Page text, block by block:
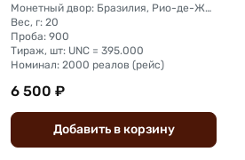
Монетный двор: Бразилия, Рио-де-Жанейро
Вес, г: 20
Проба: 900
Тираж, шт: UNC = 395.000
Номинал: 2000 реалов (рейс)
6 500 ₽
Добавить вкорзину